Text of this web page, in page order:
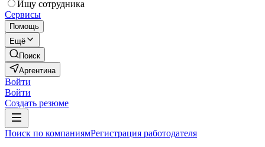
Ищу сотрудника
Сервисы
Помощь
Ещё
Поиск
Аргентина
Войти
Войти
Создать резюме
Поиск по компаниямРегистрация работодателя